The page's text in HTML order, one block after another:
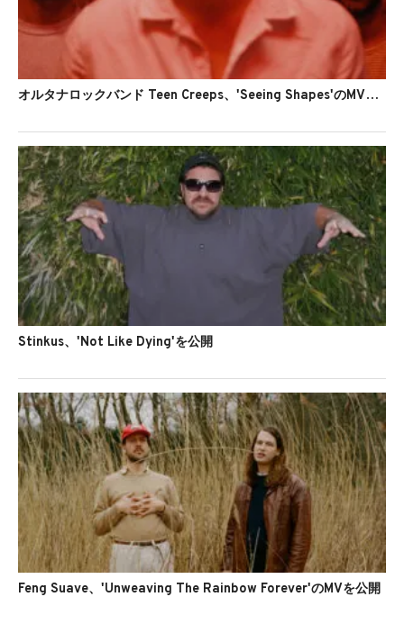
オルタナロックバンド Teen Creeps、'Seeing Shapes'のMVを公開
Stinkus、'Not Like Dying'を公開
Feng Suave、'Unweaving The Rainbow Forever'のMVを公開